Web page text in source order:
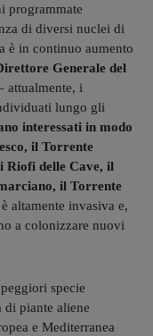
programmate
di diversi nuclei di
è in continuo aumento
Generale del
attualmente, i
lungo gli
interessati in modo
il Torrente
Riofi delle Cave, il
il Torrente
altamente invasiva e,
a colonizzare nuovi
specie
di piante aliene
e Mediterranea